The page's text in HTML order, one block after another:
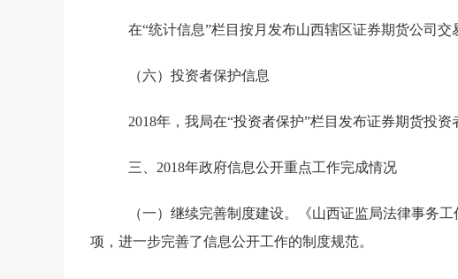
在“统计信息”栏目按月发布山西辖区证券期货公司
（六） 投资者保护信息
2018年，我局在“投资者保护”栏目发布证券期货投
三、 2018年政府信息公开重点工作完成情况
（一）继续完善制度建设。《山西证监局法律事务工
项 ，进一步完善了信息公开工作的制度规范。